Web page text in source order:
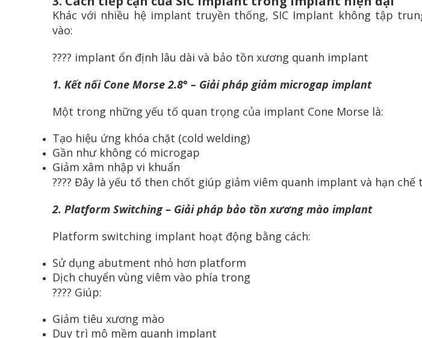
Khác với nhiều hệ implant truyền thống, SIC Implant không tập
vào:
???? implant ổn định lâu dài và bảo tồn xương quanh implant
1. Kết nối Cone Morse 2.8° – Giải pháp giảm microgap implant
Một trong những yếu tố quan trọng của implant Cone Morse là:
Tạo hiệu ứng khóa chặt (cold welding)
Gần như không có microgap
Giảm xâm nhập vi khuẩn
???? Đây là yếu tố then chốt giúp giảm viêm quanh implant và hạn chế
2. Platform Switching – Giải pháp bảo tồn xương mào implant
Platform switching implant hoạt động bằng cách:
Sử dụng abutment nhỏ hơn platform
Dịch chuyển vùng viêm vào phía trong
???? Giúp:
Giảm tiêu xương mào
Duy trì mô mềm quanh implant